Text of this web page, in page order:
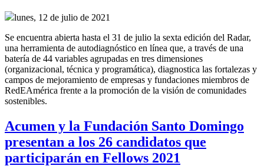
lunes, 12 de julio de 2021
Se encuentra abierta hasta el 31 de julio la sexta edición del Radar,
una herramienta de autodiagnóstico en línea que, a través de una
batería de 44 variables agrupadas en tres dimensiones
(organizacional, técnica y programática), diagnostica las fortalezas y
campos de mejoramiento de empresas y fundaciones miembros de
RedEAmérica frente a la promoción de la visión de comunidades
sostenibles.
Acumen y la Fundación Santo Domingo
presentan a los 26 candidatos que
participarán en Fellows 2021